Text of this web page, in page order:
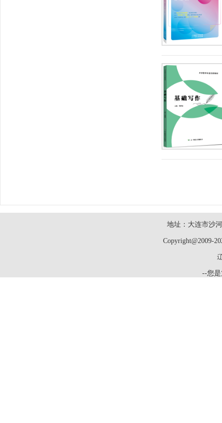
地址：大连市沙
Copyright@2009-
--您